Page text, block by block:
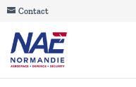
Contact